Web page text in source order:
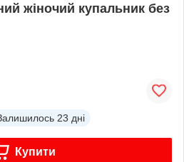
жіночий купальник без
23 дні
Купити